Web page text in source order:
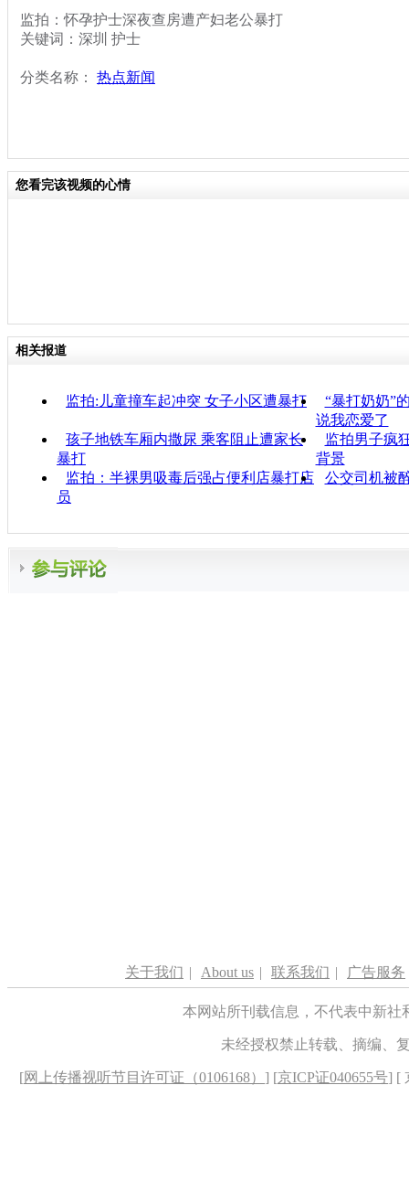
监拍：怀孕护士深夜查房遭产妇老公暴打
关键词：深圳 护士
分类名称： 热点新闻
您看完该视频的心情
相关报道
监拍:儿童撞车起冲突 女子小区遭暴打
“暴打奶奶”
说我恋爱了
孩子地铁车厢内撒尿 乘客阻止遭家长
暴打
监拍男子疯
背景
监拍：半裸男吸毒后强占便利店暴打店
员
公交司机被
关于我们 | About us | 联系我们 | 广告服务
本网站所刊载信息，不代表中新
未经授权禁止转载、摘编、
[网上传播视听节目许可证（0106168） ] [京ICP证040655号] [